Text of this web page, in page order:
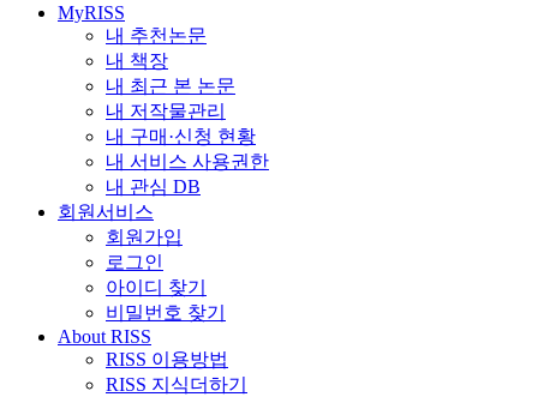
MyRISS
내 추천논문
내 책장
내 최근 본 논문
내 저작물관리
내 구매·신청 현황
내 서비스 사용권한
내 관심 DB
회원서비스
회원가입
로그인
아이디 찾기
비밀번호 찾기
About RISS
RISS 이용방법
RISS 지식더하기